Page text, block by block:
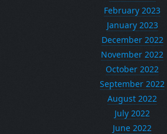
February 2023
January 2023
December 2022
November 2022
October 2022
September 2022
August 2022
July 2022
June 2022